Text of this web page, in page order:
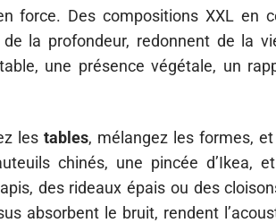
force. Des compositions XXL en
la profondeur, redonnent de la
une présence végétale, un
les tables, mélangez les formes,
chinés, une pincée d’Ikea,
des rideaux épais ou des
absorbent le bruit, rendent